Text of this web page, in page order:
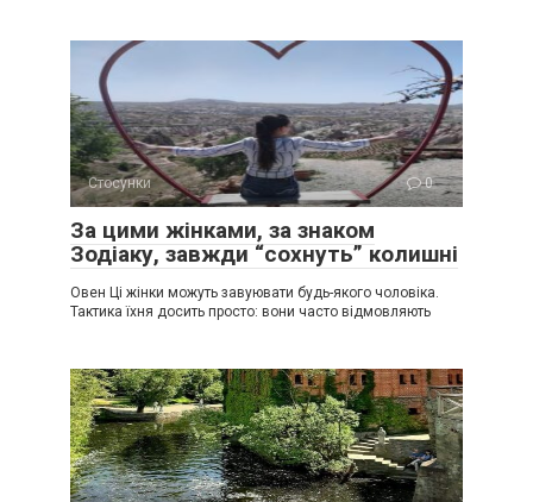
Стосунки 0
За цими жінками, за знаком
Зодіаку, завжди “сохнуть” колишні
Овен Ці жінки можуть завуювати будь-якого чоловіка.
Тактика їхня досить просто: вони часто відмовляють